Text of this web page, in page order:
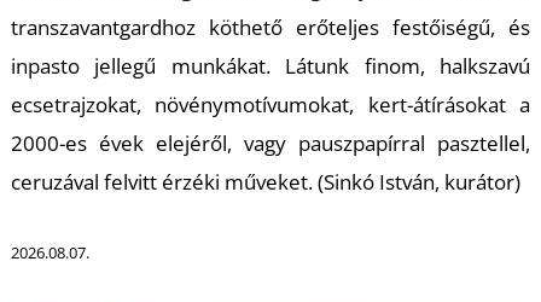
transzavantgardhoz köthető erőteljes festőiségű, és
inpasto jellegű munkákat. Látunk finom, halkszavú
ecsetrajzokat, növénymotívumokat, kert-átírásokat a
2000-es évek elejéről, vagy pauszpapírral pasztellel,
ceruzával felvitt érzéki műveket. (Sinkó István, kurátor)
2026.08.07.